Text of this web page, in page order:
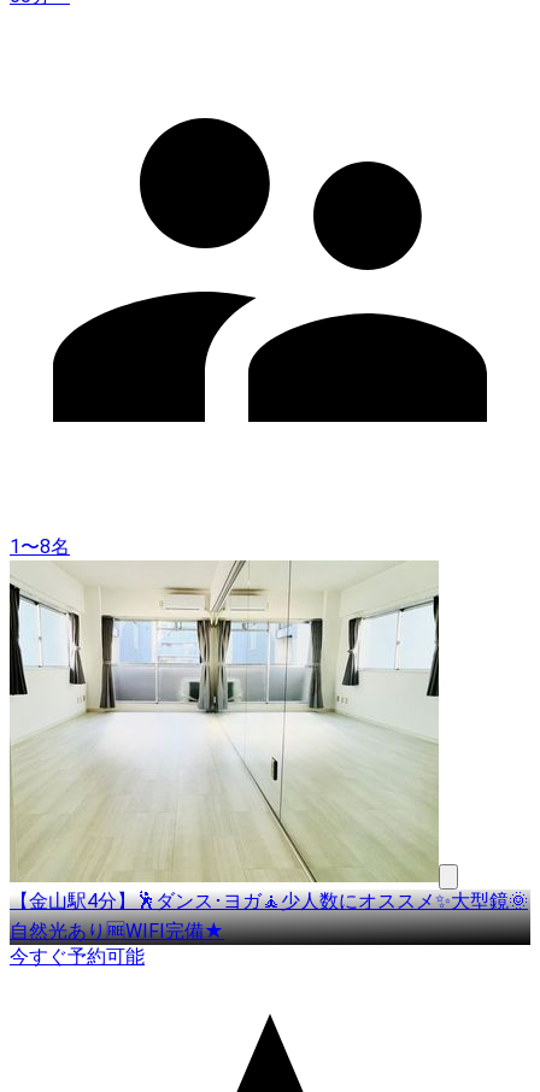
1〜8名
【金山駅4分】🕺ダンス･ヨガ🧘少人数にオススメ✨大型鏡🌞
自然光あり🆓WIFI完備★
今すぐ予約可能